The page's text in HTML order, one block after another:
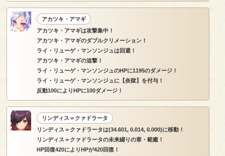
アカツキ・アマギ
アカツキ・アマギは攻撃集中！
アカツキ・アマギのダブルクリメーション！
ライ・リューゲ・マンソンジュは回避！
アカツキ・アマギの追撃！
ライ・リューゲ・マンソンジュのHPに1195のダメージ！
ライ・リューゲ・マンソンジュに【炎獄】を付与！
反動100によりHPに100ダメージ！
リンディス＝クァドラータ
リンディス＝クァドラータは(34.601, 0.014, 0.000)に移動！
リンディス＝クァドラータの未来綴りの章・範癒！
HP回復420によりHPが420回復！